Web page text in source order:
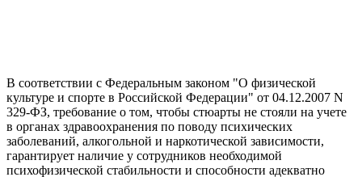
В соответствии с Федеральным законом "О физической
культуре и спорте в Российской Федерации" от 04.12.2007 N
329-ФЗ, требование о том, чтобы стюарты не стояли на учете
в органах здравоохранения по поводу психических
заболеваний, алкогольной и наркотической зависимости,
гарантирует наличие у сотрудников необходимой
психофизической стабильности и способности адекватно